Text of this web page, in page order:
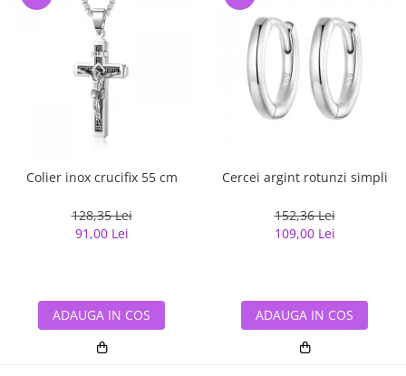
Colier inox crucifix 55 cm
128,35 Lei
91,00 Lei
ADAUGA IN COS
Cercei argint rotunzi simpli
152,36 Lei
109,00 Lei
ADAUGA IN COS